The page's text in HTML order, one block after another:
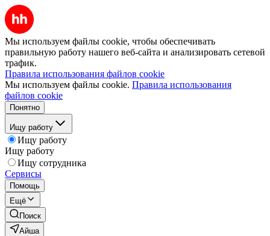
Мы используем файлы cookie, чтобы обеспечивать
правильную работу нашего веб-сайта и анализировать сетевой
трафик.
Правила использования файлов cookie
Мы используем файлы cookie. Правила использования
файлов cookie
Понятно
Ищу работу
Ищу работу
Ищу работу
Ищу сотрудника
Сервисы
Помощь
Ещё
Поиск
Айша